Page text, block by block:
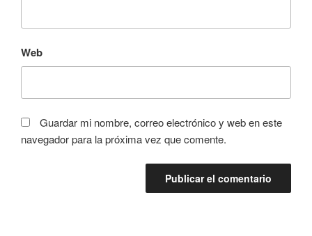
Web
Guardar mi nombre, correo electrónico y web en este
navegador para la próxima vez que comente.